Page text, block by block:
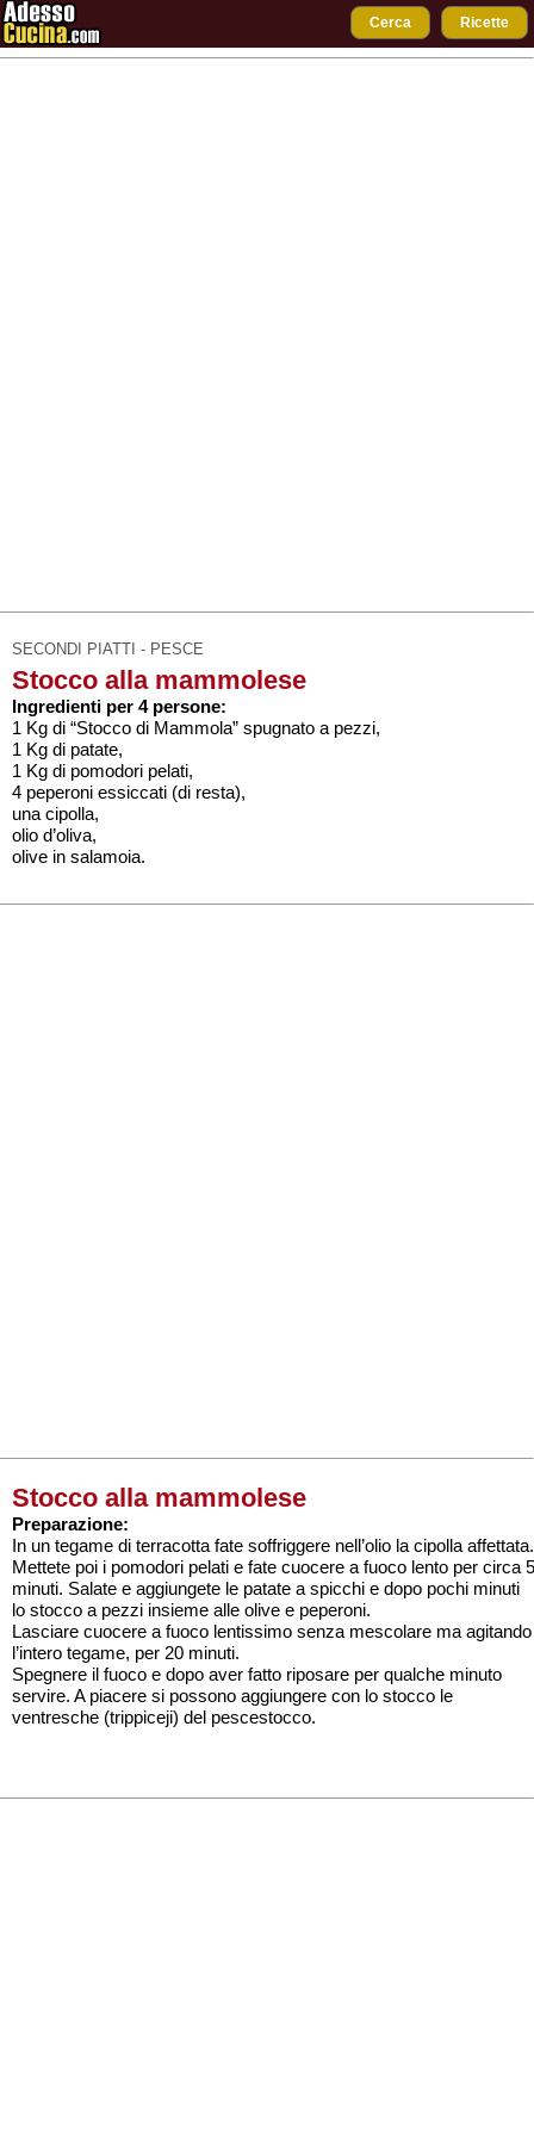
Cerca Ricette
SECONDI PIATTI - PESCE
Stocco alla mammolese
Ingredienti per 4 persone:
1 Kg di “Stocco di Mammola” spugnato a pezzi,
1 Kg di patate,
1 Kg di pomodori pelati,
4 peperoni essiccati (di resta),
una cipolla,
olio d’oliva,
olive in salamoia.
Stocco alla mammolese
Preparazione:
In un tegame di terracotta fate soffriggere nell’olio la cipolla affettata.
Mettete poi i pomodori pelati e fate cuocere a fuoco lento per circa 5
minuti. Salate e aggiungete le patate a spicchi e dopo pochi minuti
lo stocco a pezzi insieme alle olive e peperoni.
Lasciare cuocere a fuoco lentissimo senza mescolare ma agitando
l’intero tegame, per 20 minuti.
Spegnere il fuoco e dopo aver fatto riposare per qualche minuto
servire. A piacere si possono aggiungere con lo stocco le
ventresche (trippiceji) del pescestocco.